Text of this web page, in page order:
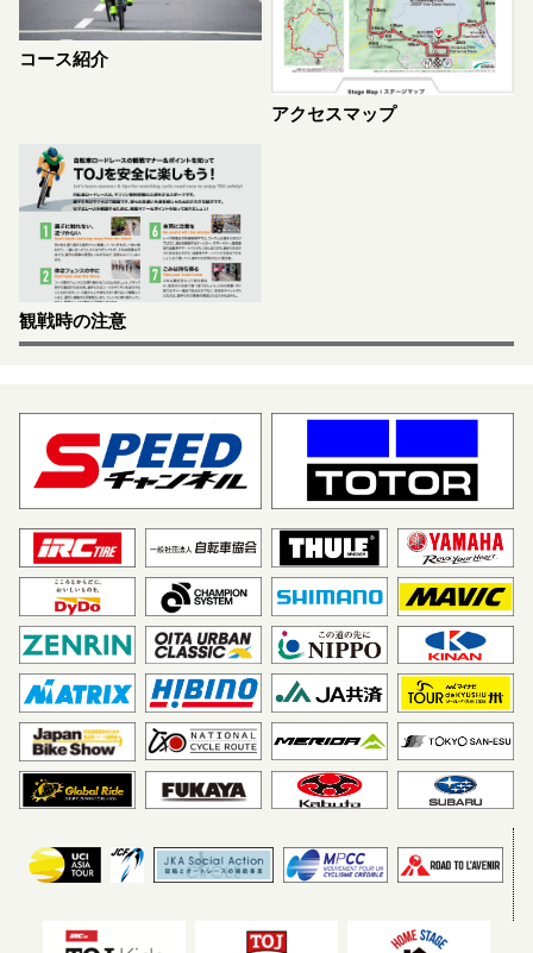
コース紹介
アクセスマップ
観戦時の注意